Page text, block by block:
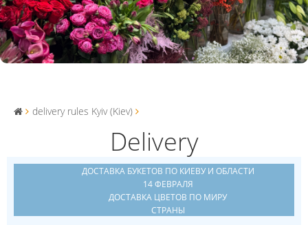
delivery rules Kyiv (Kiev)
Delivery
ДОСТАВКА БУКЕТОВ ПО КИЕВУ И ОБЛАСТИ
14 ФЕВРАЛЯ
ДОСТАВКА ЦВЕТОВ ПО МИРУ
СТРАНЫ